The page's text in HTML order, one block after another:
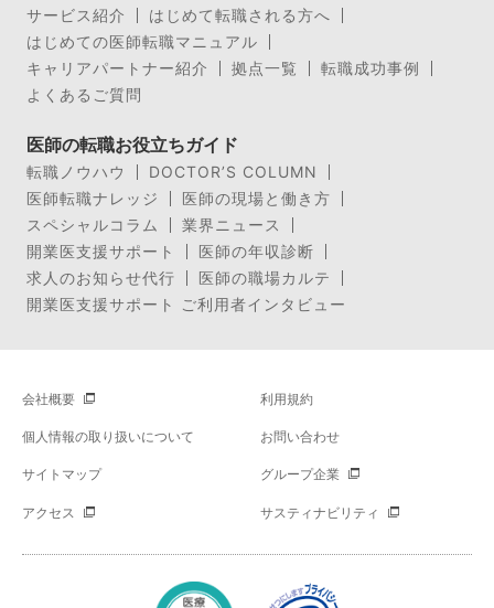
サービス紹介
はじめて転職される方へ
はじめての医師転職マニュアル
キャリアパートナー紹介
拠点一覧
転職成功事例
よくあるご質問
医師の転職お役立ちガイド
転職ノウハウ
DOCTOR’S COLUMN
医師転職ナレッジ
医師の現場と働き方
スペシャルコラム
業界ニュース
開業医支援サポート
医師の年収診断
求人のお知らせ代行
医師の職場カルテ
開業医支援サポート ご利用者インタビュー
会社概要 利用規約
個人情報の取り扱いについて お問い合わせ
サイトマップ グループ企業
アクセス サスティナビリティ